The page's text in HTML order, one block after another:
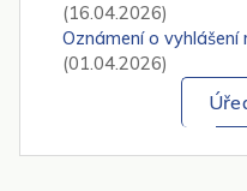
(16.04.2026)
Oznámení o
(01.04.2026)